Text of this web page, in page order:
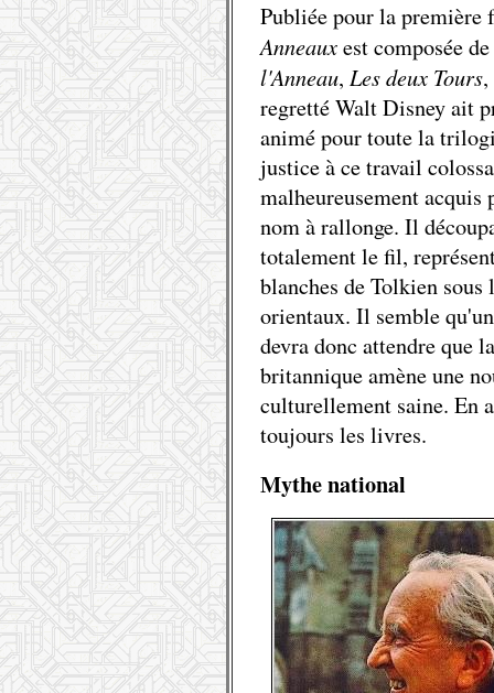
Publiée pour la première
Anneauxest composée
l'Anneau, Les deux Tours
regretté Walt Disney ait
animé pour toute la
justice à ce travail
malheureusement acquis
nom à rallonge. Il
totalement le fil,
blanches de Tolkien
orientaux. Il semble
devra donc attendre que
britannique amène une
culturellement saine. En
toujours les livres.
Mythe national